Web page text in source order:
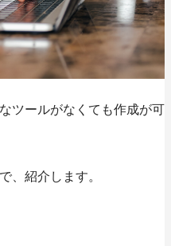
ツールがなくても作成が可
、紹介します。